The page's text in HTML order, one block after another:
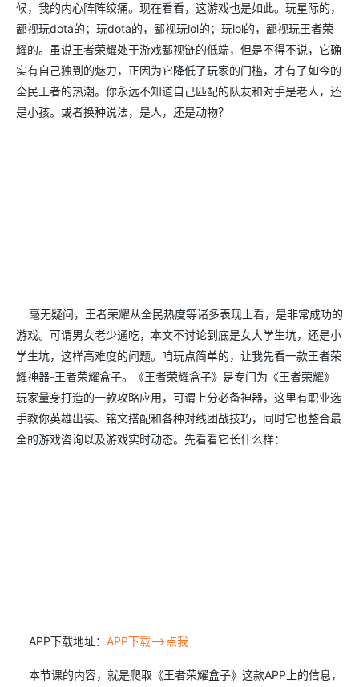
候，我的内心阵阵绞痛。现在看看，这游戏也是如此。玩星际的，
鄙视玩dota的；玩dota的，鄙视玩lol的；玩lol的，鄙视玩王者荣
耀的。虽说王者荣耀处于游戏鄙视链的低端，但是不得不说，它确
实有自己独到的魅力，正因为它降低了玩家的门槛，才有了如今的
全民王者的热潮。你永远不知道自己匹配的队友和对手是老人，还
是小孩。或者换种说法，是人，还是动物？
毫无疑问，王者荣耀从全民热度等诸多表现上看，是非常成功的
游戏。可谓男女老少通吃，本文不讨论到底是女大学生坑，还是小
学生坑，这样高难度的问题。咱玩点简单的，让我先看一款王者荣
耀神器-王者荣耀盒子。《王者荣耀盒子》是专门为《王者荣耀》
玩家量身打造的一款攻略应用，可谓上分必备神器，这里有职业选
手教你英雄出装、铭文搭配和各种对线团战技巧，同时它也整合最
全的游戏咨询以及游戏实时动态。先看看它长什么样：
APP下载地址： APP下载–>点我
本节课的内容，就是爬取《王者荣耀盒子》这款APP上的信息，